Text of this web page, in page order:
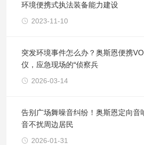
环境便携式执法装备能力建设
2023-11-10
突发环境事件怎么办？奥斯恩便携
仪，应急现场的“侦察兵
2026-03-14
告别广场舞噪音纠纷！奥斯恩定向音
音不扰周边居民
2026-01-31